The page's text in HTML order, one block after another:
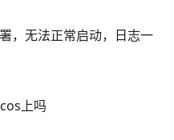
，无法正常启动，日志一
上吗